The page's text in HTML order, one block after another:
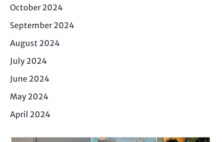
October 2024
September 2024
August 2024
July 2024
June 2024
May 2024
April 2024